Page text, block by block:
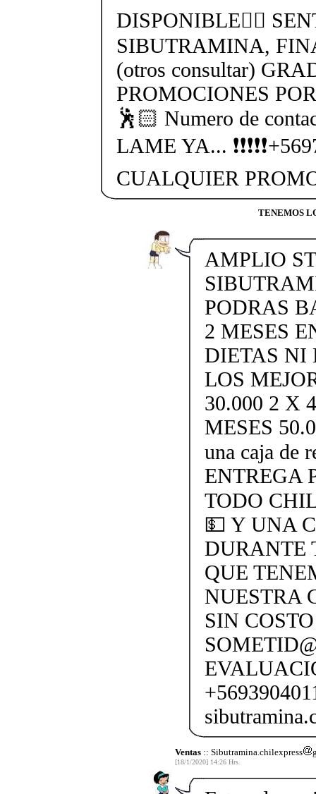
DISPONIBLE👉🏻
SIBUTRAMINA,
(otros consultar)
PROMOCIONES
🕺🏻 Numero de
LAME YA...
CUALQUIER
TENEMOS
AMPLIO
PODRAS
2 MESES
DIETAS NI
LOS
30.000 2 X
MESES
una caja de
ENTREGA
TODO
💵 Y UNA
DURANTE
QUE
NUESTRA
SIN
Ventas:: Sibutramina.chilexpress
[18/1/2020] 14:26 Hrs.